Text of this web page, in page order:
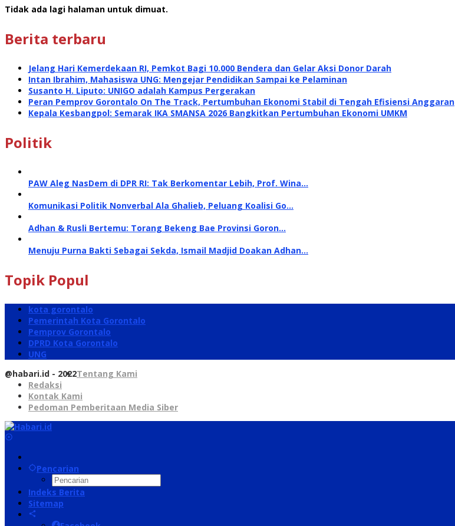
Tidak ada lagi halaman untuk dimuat.
Berita terbaru
Jelang Hari Kemerdekaan RI, Pemkot Bagi 10.000 Bendera dan Gelar Aksi Donor Darah
Intan Ibrahim, Mahasiswa UNG: Mengejar Pendidikan Sampai ke Pelaminan
Susanto H. Liputo: UNIGO adalah Kampus Pergerakan
Peran Pemprov Gorontalo On The Track, Pertumbuhan Ekonomi Stabil di Tengah Efisiensi Anggaran
Kepala Kesbangpol: Semarak IKA SMANSA 2026 Bangkitkan Pertumbuhan Ekonomi UMKM
Politik
PAW Aleg NasDem di DPR RI: Tak Berkomentar Lebih, Prof. Wina…
Komunikasi Politik Nonverbal Ala Ghalieb, Peluang Koalisi Go…
Adhan & Rusli Bertemu: Torang Bekeng Bae Provinsi Goron…
Menuju Purna Bakti Sebagai Sekda, Ismail Madjid Doakan Adhan…
Topik Popul
kota gorontalo
Pemerintah Kota Gorontalo
Pemprov Gorontalo
DPRD Kota Gorontalo
UNG
@habari.id - 2022Tentang Kami
Redaksi
Kontak Kami
Pedoman Pemberitaan Media Siber
Pencarian
Indeks Berita
Sitemap